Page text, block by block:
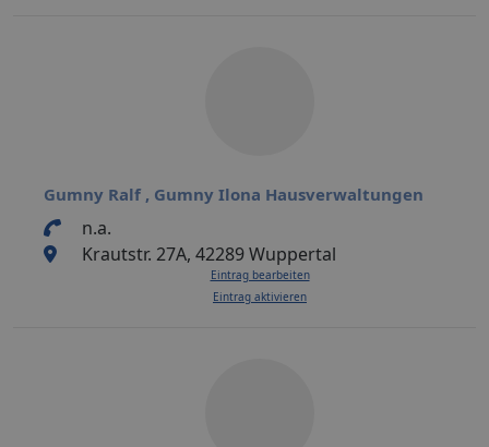
Gumny Ralf , Gumny Ilona Hausverwaltungen
n.a.
Krautstr. 27A, 42289 Wuppertal
Eintrag bearbeiten
Eintrag aktivieren